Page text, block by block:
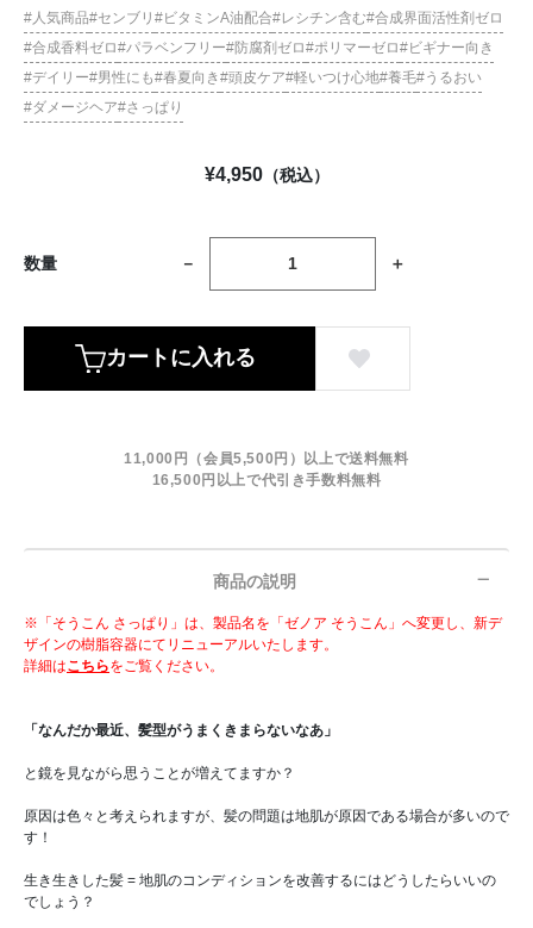
人気商品 センブリ ビタミンA油配合 レシチン含む 合成界面活性剤ゼロ
合成香料ゼロ
パラベンフリー 防腐剤ゼロ ポリマーゼロ
ビギナー向き
デイリー
男性にも 春夏向き 頭皮ケア 軽いつけ心地 養毛
うるおい
ダメージヘア
さっぱり
¥4,950（税込）
数量
カートに入れる
11,000円（会員5,500円）以上で送料無料
16,500円以上で代引き手数料無料
商品の説明
※「そうこん さっぱり」は、製品名を「ゼノア そうこん」へ変更し、新デ
ザインの樹脂容器にてリニューアルいたします。
詳細はこちらをご覧ください。
「なんだか最近、髪型がうまくきまらないなあ」
と鏡を見ながら思うことが増えてますか？
原因は色々と考えられますが、髪の問題は地肌が原因である場合が多いので
す！
生き生きした髪 = 地肌のコンディションを改善するにはどうしたらいいの
でしょう？